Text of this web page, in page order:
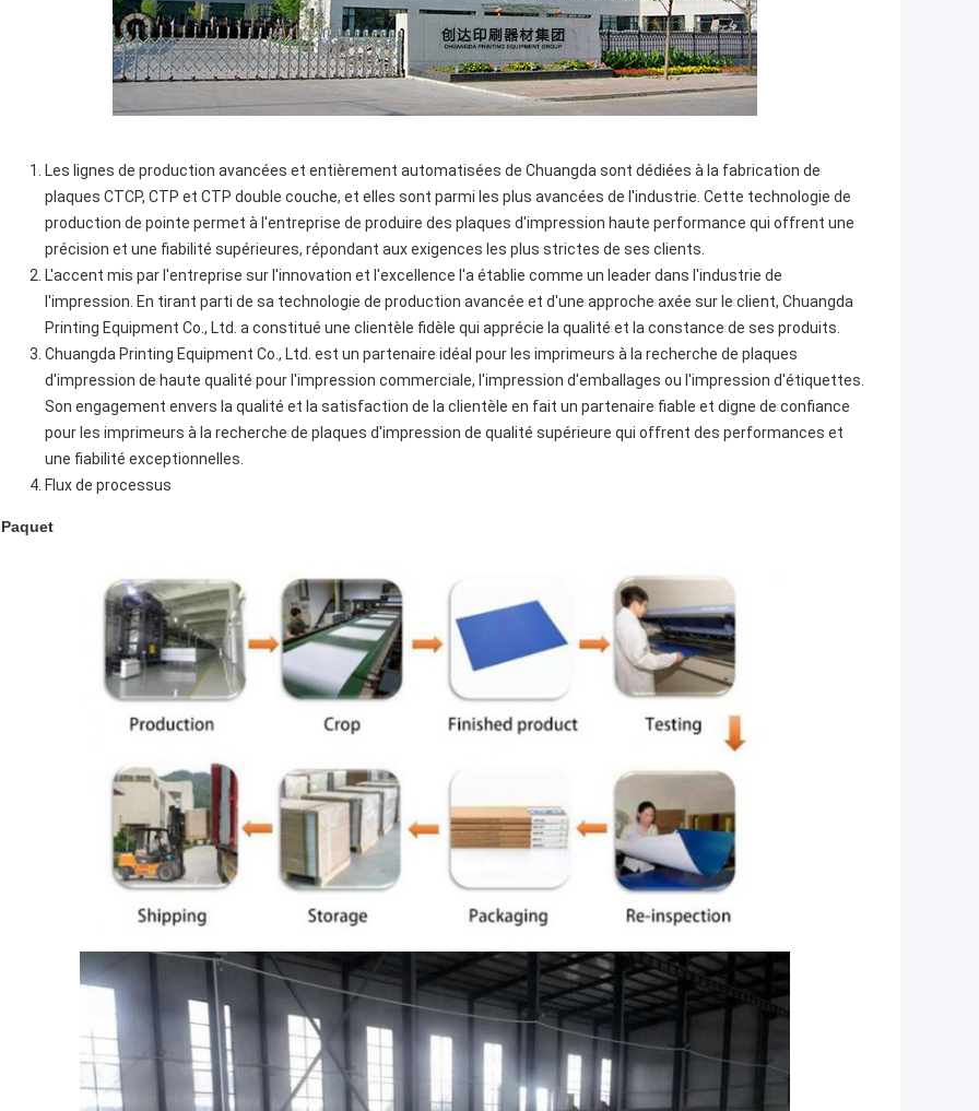
Les lignes de production avancées et entièrement automatisées de Chuangda sont dédiées à la fabrication de
plaques CTCP, CTP et CTP double couche, et elles sont parmi les plus avancées de l'industrie. Cette technologie de
production de pointe permet à l'entreprise de produire des plaques d'impression haute performance qui offrent une
précision et une fiabilité supérieures, répondant aux exigences les plus strictes de ses clients.
L'accent mis par l'entreprise sur l'innovation et l'excellence l'a établie comme un leader dans l'industrie de
l'impression. En tirant parti de sa technologie de production avancée et d'une approche axée sur le client, Chuangda
Printing Equipment Co., Ltd. a constitué une clientèle fidèle qui apprécie la qualité et la constance de ses produits.
Chuangda Printing Equipment Co., Ltd. est un partenaire idéal pour les imprimeurs à la recherche de plaques
d'impression de haute qualité pour l'impression commerciale, l'impression d'emballages ou l'impression d'étiquettes.
Son engagement envers la qualité et la satisfaction de la clientèle en fait un partenaire fiable et digne de confiance
pour les imprimeurs à la recherche de plaques d'impression de qualité supérieure qui offrent des performances et
une fiabilité exceptionnelles.​
Flux de processus
Paquet